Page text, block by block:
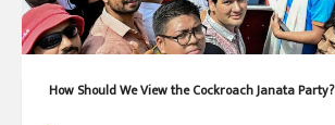
How Should We View the Cockroach Janata Party?